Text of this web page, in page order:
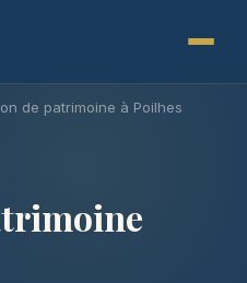
de patrimoine à Poilhes